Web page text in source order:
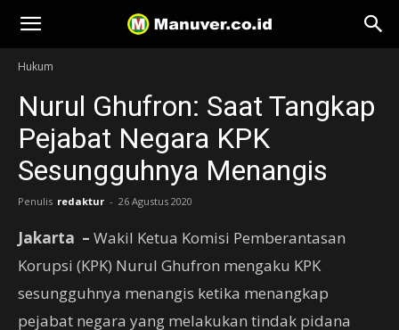
Manuver
Hukum
Nurul Ghufron: Saat Tangkap
Pejabat Negara KPK
Sesungguhnya Menangis
Penulis redaktur - 26 Agustus 2020
Jakarta – Wakil Ketua Komisi Pemberantasan
Korupsi (KPK) Nurul Ghufron mengaku KPK
sesungguhnya menangis ketika menangkap
pejabat negara yang melakukan tindak pidana